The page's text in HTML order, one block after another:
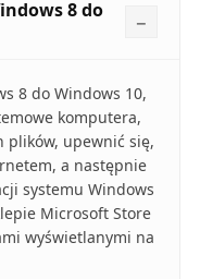
8 do
8 do Windows 10,
komputera,
plików, upewnić się,
a następnie
systemu Windows
Microsoft Store
wyświetlanymi na